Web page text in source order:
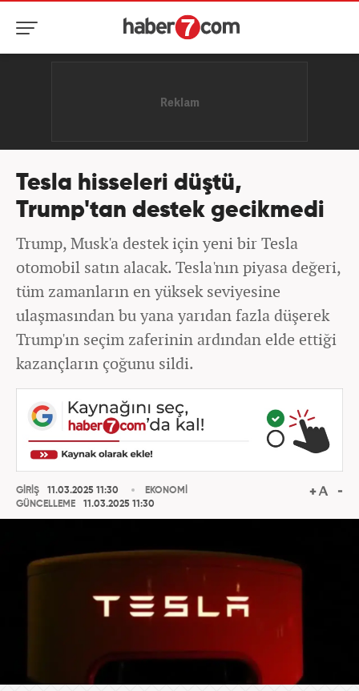
Tesla hisseleri düştü,
Trump'tan destek gecikmedi
Trump, Musk'a destek için yeni bir Tesla
otomobil satın alacak. Tesla'nın piyasa değeri,
tüm zamanların en yüksek seviyesine
ulaşmasından bu yana yarıdan fazla düşerek
Trump'ın seçim zaferinin ardından elde ettiği
kazançların çoğunu sildi.
GİRİŞ
11.03.2025 11:30
GÜNCELLEME
11.03.2025 11:30
EKONOMİ